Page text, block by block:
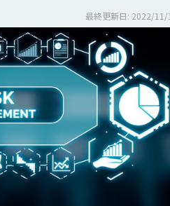
最終更新日: 2022/11/